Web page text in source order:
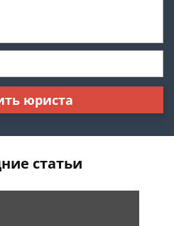
юриста
статьи